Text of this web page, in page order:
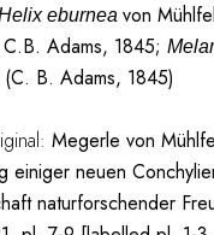
eburnea von
C.B. Adams, 1845;
B. Adams, 1845)
Megerle von
einiger neuen
naturforschender